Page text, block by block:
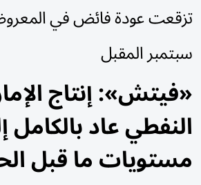
تزقعت عودة فائض في
سبتمبر المقبل
«فيتش»: إنتاج
النفطي عاد بالكامل
مستويات ما قبل